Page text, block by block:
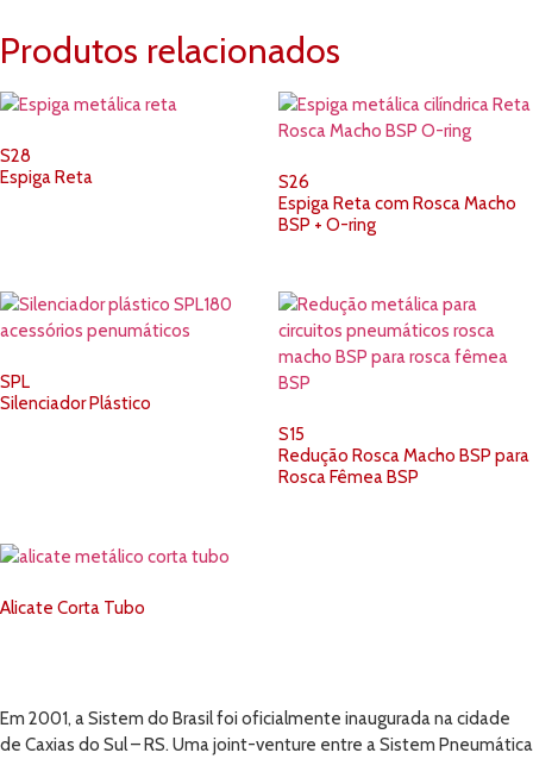
Produtos relacionados
S28
Espiga Reta
S26
Espiga Reta com Rosca Macho
BSP + O-ring
SPL
Silenciador Plástico
S15
Redução Rosca Macho BSP para
Rosca Fêmea BSP
Alicate Corta Tubo
Em 2001, a Sistem do Brasil foi oficialmente inaugurada na cidade
de Caxias do Sul – RS. Uma joint-venture entre a Sistem Pneumática